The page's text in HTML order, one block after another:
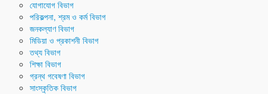
যোগাযোগ বিভাগ
পরিকল্পনা, শ্রম ও কর্ম বিভাগ
জনকল্যাণ বিভাগ
মিডিয়া ও প্রকাশনী বিভাগ
তথ্য বিভাগ
শিক্ষা বিভাগ
গ্রন্থ গবেষণা বিভাগ
সাংস্কৃতিক বিভাগ